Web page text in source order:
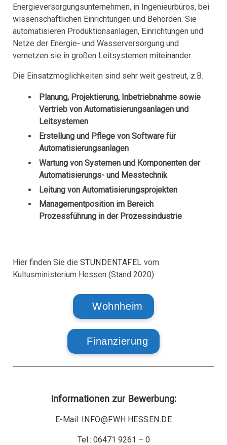
Energieversorgungsunternehmen, in Ingenieurbüros, bei
wissenschaftlichen Einrichtungen und Behörden. Sie
automatisieren Produktionsanlagen, Einrichtungen und
Netze der Energie- und Wasserversorgung und
vernetzen sie in großen Leitsystemen miteinander.
Die Einsatzmöglichkeiten sind sehr weit gestreut, z.B.
Planung, Projektierung, Inbetriebnahme sowie
Vertrieb von Automatisierungsanlagen und
Leitsystemen
Erstellung und Pflege von Software für
Automatisierungsanlagen
Wartung von Systemen und Komponenten der
Automatisierungs- und Messtechnik
Leitung von Automatisierungsprojekten
Managementposition im Bereich
Prozessführung in der Prozessindustrie
Hier finden Sie die STUNDENTAFEL vom
Kultusministerium Hessen (Stand 2020)
Wohnheim
Finanzierung
Informationen zur Bewerbung:
E-Mail: INFO@FWH.HESSEN.DE
Tel.: 06471 9261 – 0